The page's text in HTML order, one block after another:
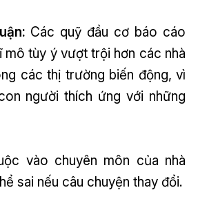
Các quỹ đầu cơ báo cáo
tùy ý vượt trội hơn các nhà
các thị trường biến động, vì
người thích ứng với những
vào chuyên môn của nhà
sai nếu câu chuyện thay đổi.